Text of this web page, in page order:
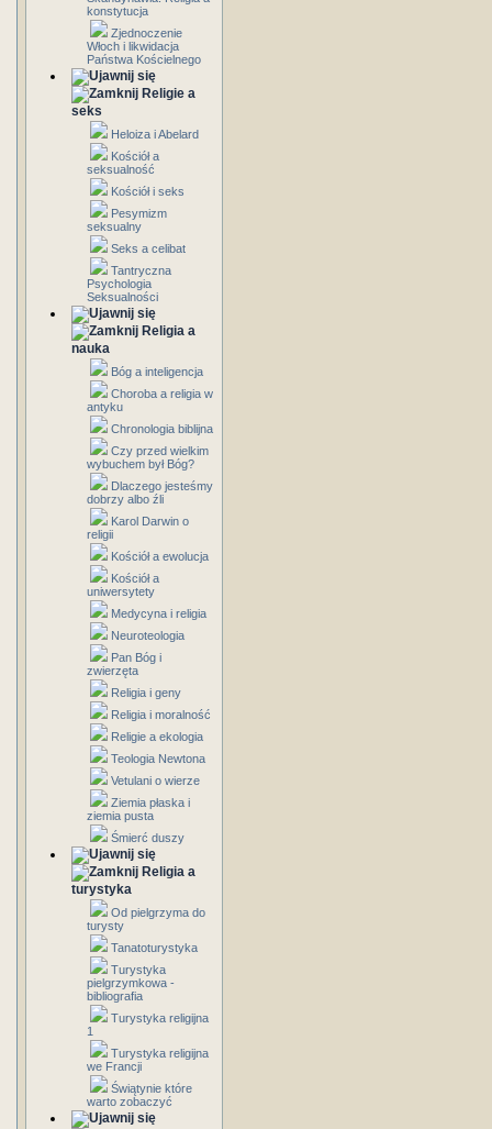
konstytucja
Zjednoczenie
Włoch i likwidacja
Państwa Kościelnego
Religie a
seks
Heloiza i Abelard
Kościół a
seksualność
Kościół i seks
Pesymizm
seksualny
Seks a celibat
Tantryczna
Psychologia
Seksualności
Religia a
nauka
Bóg a inteligencja
Choroba a religia w
antyku
Chronologia biblijna
Czy przed wielkim
wybuchem był Bóg?
Dlaczego jesteśmy
dobrzy albo źli
Karol Darwin o
religii
Kościół a ewolucja
Kościół a
uniwersytety
Medycyna i religia
Neuroteologia
Pan Bóg i
zwierzęta
Religia i geny
Religia i moralność
Religie a ekologia
Teologia Newtona
Vetulani o wierze
Ziemia płaska i
ziemia pusta
Śmierć duszy
Religia a
turystyka
Od pielgrzyma do
turysty
Tanatoturystyka
Turystyka
pielgrzymkowa -
bibliografia
Turystyka religijna
1
Turystyka religijna
we Francji
Świątynie które
warto zobaczyć